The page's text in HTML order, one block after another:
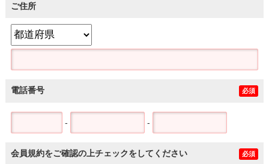
ご住所
電話番号 必須
- -
会員規約をご確認の上チェックをしてください 必須